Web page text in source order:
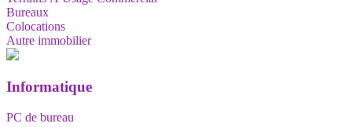
Bureaux
Colocations
Autre immobilier
Informatique
PC de bureau